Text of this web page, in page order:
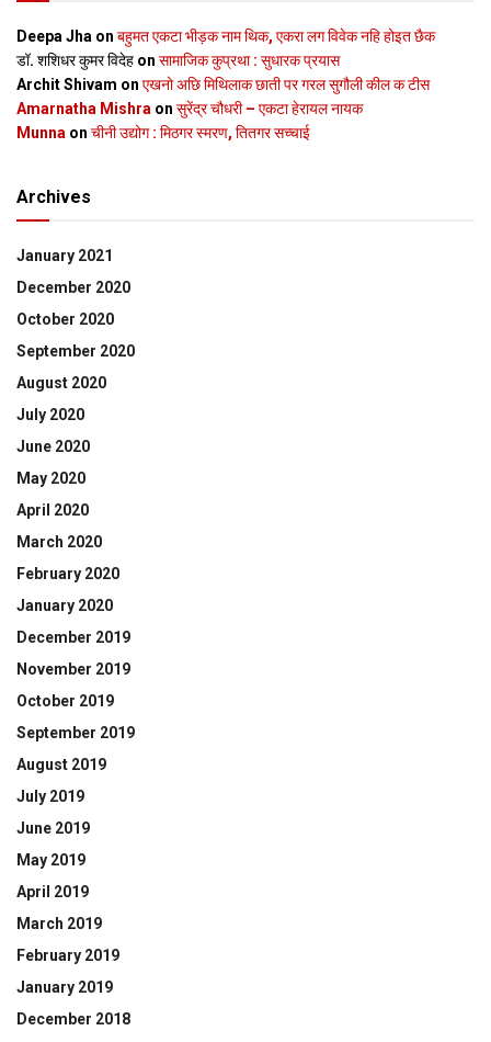
Deepa Jha on बहुमत एकटा भीड़क नाम थिक, एकरा लग विवेक नहि होइत छैक
डॉ. शशिधर कुमर विदेह on सामाजिक कुप्रथा : सुधारक प्रयास
Archit Shivam on एखनो अछि मिथिलाक छाती पर गरल सुगौली कील क टीस
Amarnatha Mishra on सुरेंद्र चौधरी – एकटा हेरायल नायक
Munna on चीनी उद्योग : मिठगर स्‍मरण, तितगर सच्‍चाई
Archives
January 2021
December 2020
October 2020
September 2020
August 2020
July 2020
June 2020
May 2020
April 2020
March 2020
February 2020
January 2020
December 2019
November 2019
October 2019
September 2019
August 2019
July 2019
June 2019
May 2019
April 2019
March 2019
February 2019
January 2019
December 2018